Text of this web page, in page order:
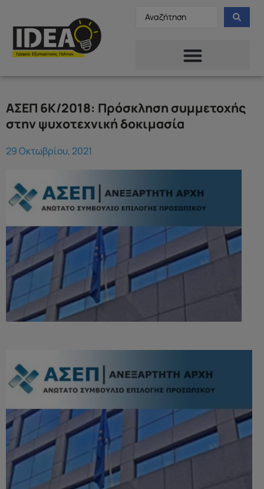
ΑΣΕΠ 6Κ/2018: Πρόσκληση συμμετοχής
στην ψυχοτεχνική δοκιμασία
29 Οκτωβρίου, 2021